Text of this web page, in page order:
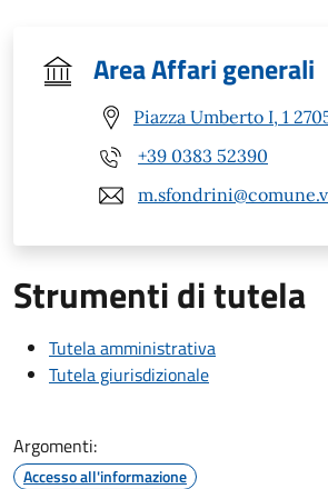
Area Affari generali
Piazza Umberto I, 1
+39 0383 52390
Strumenti di tutela
Tutela amministrativa
Tutela giurisdizionale
Argomenti:
Accesso all'informazione